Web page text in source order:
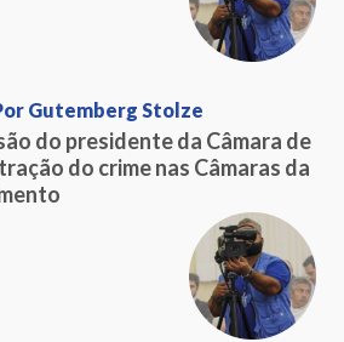
Gutemberg Stolze
do presidente da Câmara de
do crime nas Câmaras da